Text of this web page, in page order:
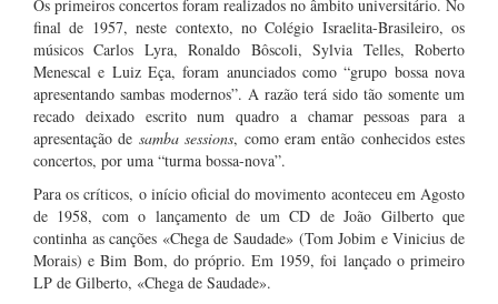
Os primeiros concertos foram realizados no âmbito universitário. No
final de 1957, neste contexto, no Colégio Israelita-Brasileiro, os
músicos Carlos Lyra, Ronaldo Bôscoli, Sylvia Telles, Roberto
Menescal e Luiz Eça, foram anunciados como “grupo bossa nova
apresentando sambas modernos”. A razão terá sido tão somente um
recado deixado escrito num quadro a chamar pessoas para a
apresentação de samba sessions, como eram então conhecidos estes
concertos, por uma “turma bossa-nova”.
Para os críticos, o início oficial do movimento aconteceu em Agosto
de 1958, com o lançamento de um CD de João Gilberto que
continha as canções «Chega de Saudade» (Tom Jobim e Vinicius de
Morais) e Bim Bom, do próprio. Em 1959, foi lançado o primeiro
LP de Gilberto, «Chega de Saudade».